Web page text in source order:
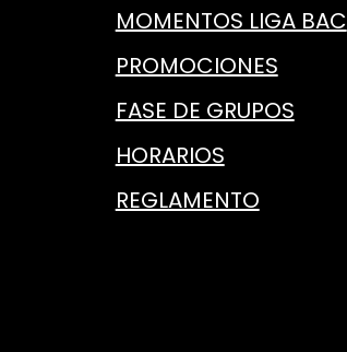
MOMENTOS LIGA BAC
PROMOCIONES
FASE DE GRUPOS
HORARIOS
REGLAMENTO